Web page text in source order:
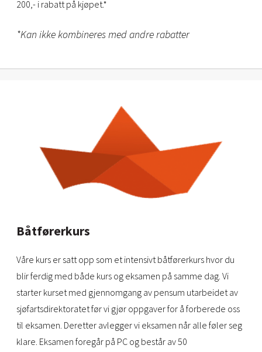
Båtførerkurs
Våre kurs er satt opp som et intensivt båtførerkurs hvor du
blir ferdig med både kurs og eksamen på samme dag. Vi
starter kurset med gjennomgang av pensum utarbeidet av
sjøfartsdirektoratet før vi gjør oppgaver for å forberede oss
til eksamen. Deretter avlegger vi eksamen når alle føler seg
klare. Eksamen foregår på PC og består av 50
200,- i rabatt på kjøpet.*
*Kan ikke kombineres med andre rabatter